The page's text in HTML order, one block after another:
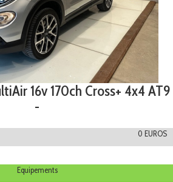
16v 170ch Cross+ 4x4 AT9
-
0 EUROS
Equipements